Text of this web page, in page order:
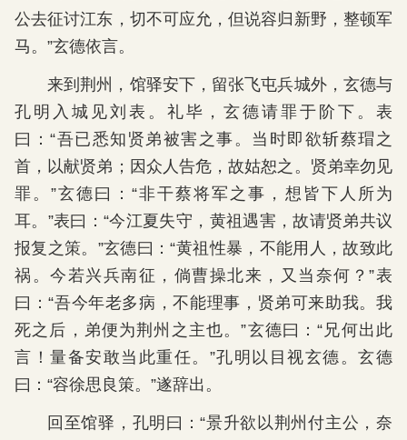
公去征讨江东，切不可应允，但说容归新野，整顿军
马。”玄德依言。
来到荆州，馆驿安下，留张飞屯兵城外，玄德与
孔明入城见刘表。礼毕，玄德请罪于阶下。表
曰：“吾已悉知贤弟被害之事。当时即欲斩蔡瑁之
首，以献贤弟；因众人告危，故姑恕之。贤弟幸勿见
罪。”玄德曰：“非干蔡将军之事，想皆下人所为
耳。”表曰：“今江夏失守，黄祖遇害，故请贤弟共议
报复之策。”玄德曰：“黄祖性暴，不能用人，故致此
祸。今若兴兵南征，倘曹操北来，又当奈何？”表
曰：“吾今年老多病，不能理事，贤弟可来助我。我
死之后，弟便为荆州之主也。”玄德曰：“兄何出此
言！量备安敢当此重任。”孔明以目视玄德。玄德
曰：“容徐思良策。”遂辞出。
回至馆驿，孔明曰：“景升欲以荆州付主公，奈